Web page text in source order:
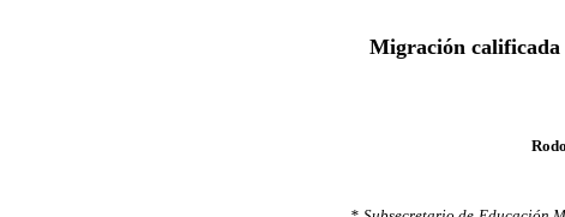
Migración calificada